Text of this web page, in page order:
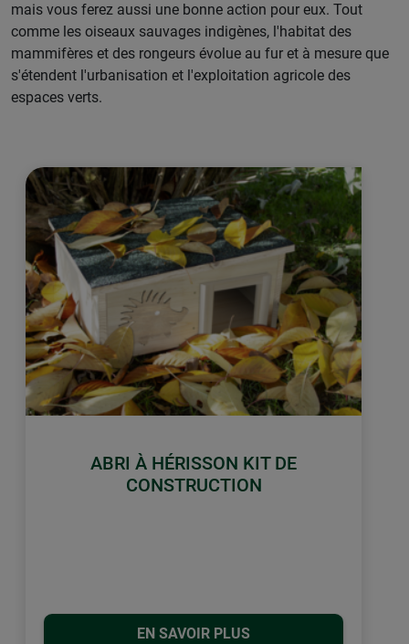
mais vous ferez aussi une bonne action pour eux. Tout
comme les oiseaux sauvages indigènes, l'habitat des
mammifères et des rongeurs évolue au fur et à mesure que
s'étendent l'urbanisation et l'exploitation agricole des
espaces verts.
ABRI À HÉRISSON KIT DE
CONSTRUCTION
EN SAVOIR PLUS